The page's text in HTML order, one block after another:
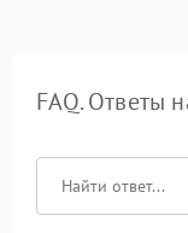
FAQ. Ответы